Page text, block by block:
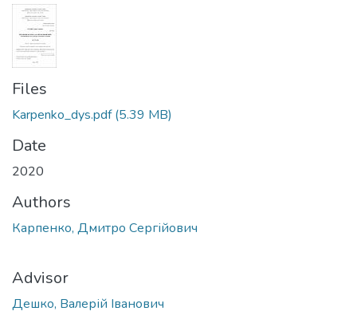
Files
Karpenko_dys.pdf(5.39 MB)
Date
2020
Authors
Карпенко, Дмитро Сергійович
Advisor
Дешко, Валерій Іванович